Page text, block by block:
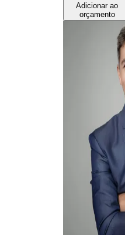
Adicionar ao
orçamento